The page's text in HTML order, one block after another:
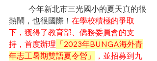
今年新北市三光國小的夏天真的很
熱鬧，也很國際！ 在學校積極的爭取
下，獲得了教育部、僑務委員會的支
持，首度辦理 「2023年BUNGA海外青
年志工暑期雙語夏令營」
，並招募到九